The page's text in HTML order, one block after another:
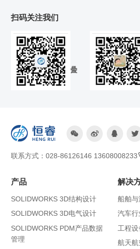
扫码关注我们
   
联系方式：028-86126146 13608008233
产品
SOLIDWORKS 3D结构设计
SOLIDWORKS 3D电气设计
SOLIDWORKS PDM产品数据
管理
解决
船舶与
汽车行
工程
航天航